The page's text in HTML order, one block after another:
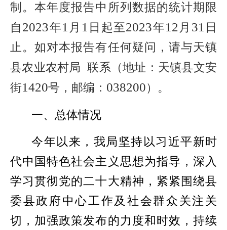
制。本年度报告中所列数据的统计期限
自 2023年1 月 1 日起至2023年12 月 31 日
止。如对本报告有任何疑问，请与天镇
县农业农村局 联系（地址：天镇县文安
街1420号，邮编： 038200）。
一、总体情况
今年以来，我局坚持以习近平新时
代中国特色社会主义思想为指导，深入
学习贯彻党的二十大精神，紧紧围绕县
委县政府中心工作及社会群众关注关
切，加强政策发布的力度和时效，持续